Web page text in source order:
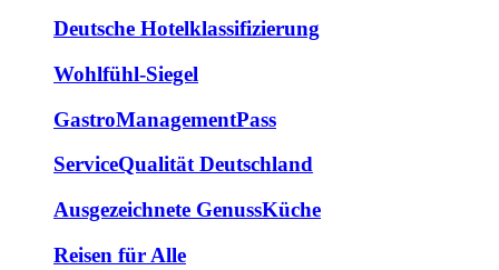
Deutsche Hotelklassifizierung
Wohlfühl-Siegel
GastroManagementPass
ServiceQualität Deutschland
Ausgezeichnete GenussKüche
Reisen für Alle